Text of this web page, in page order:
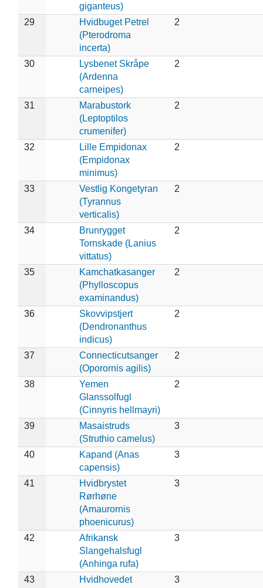
giganteus)
29
Hvidbuget Petrel
(Pterodroma
incerta)
2
30
Lysbenet Skråpe
(Ardenna
carneipes)
2
31
Marabustork
(Leptoptilos
crumenifer)
2
32
Lille Empidonax
(Empidonax
minimus)
2
33
Vestlig Kongetyran
(Tyrannus
verticalis)
2
34
Brunrygget
Tornskade (Lanius
vittatus)
2
35
Kamchatkasanger
(Phylloscopus
examinandus)
2
36
Skovvipstjert
(Dendronanthus
indicus)
2
37
Connecticutsanger
(Oporornis agilis)
2
38
Yemen
Glanssolfugl
(Cinnyris hellmayri)
2
39
Masaistruds
(Struthio camelus)
3
40
Kapand (Anas
capensis)
3
41
Hvidbrystet
Rørhøne
(Amaurornis
phoenicurus)
3
42
Afrikansk
Slangehalsfugl
(Anhinga rufa)
3
43
Hvidhovedet
3